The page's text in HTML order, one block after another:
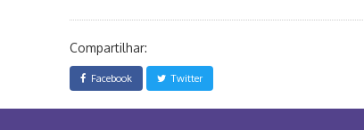
Compartilhar:
Facebook Twitter